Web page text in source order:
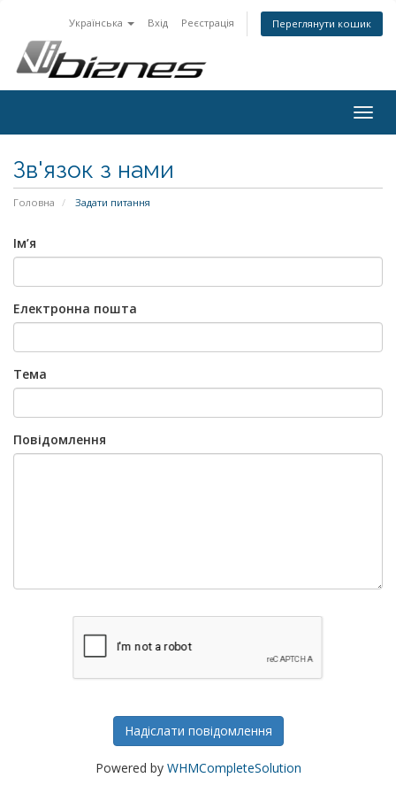
Українська Вхід Реєстрація Переглянути кошик
Зв'язок з нами
Головна Задати питання
Ім’я
Електронна пошта
Тема
Повідомлення
Надіслати повідомлення
Powered by WHMCompleteSolution